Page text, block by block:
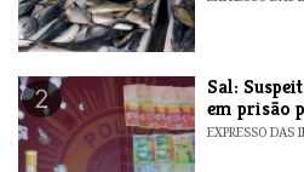
2
​Sal:
em prisão
EXPRESSO DAS